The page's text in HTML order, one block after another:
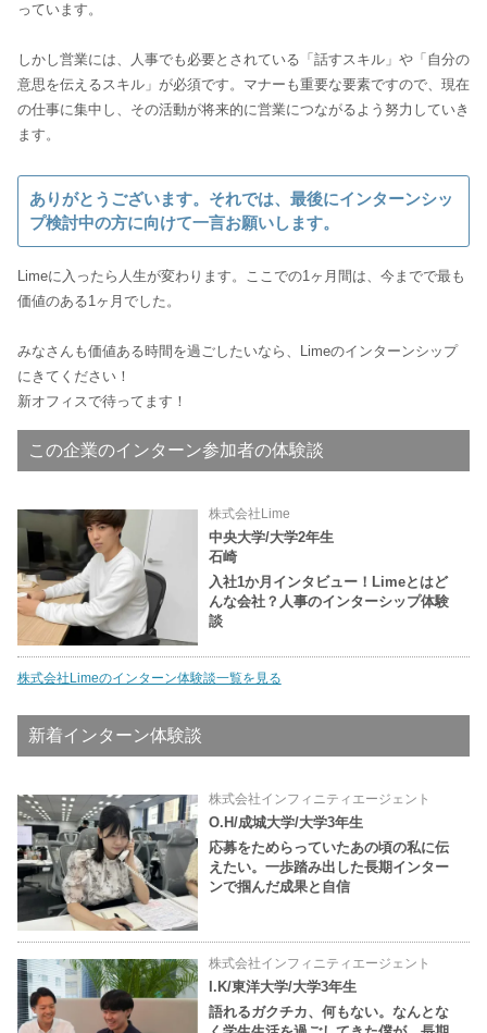
っています。
しかし営業には、人事でも必要とされている「話すスキル」や「自分の
意思を伝えるスキル」が必須です。マナーも重要な要素ですので、現在
の仕事に集中し、その活動が将来的に営業につながるよう努力していき
ます。
ありがとうございます。それでは、最後にインターンシッ
プ検討中の方に向けて一言お願いします。
Limeに入ったら人生が変わります。ここでの1ヶ月間は、今までで最も
価値のある1ヶ月でした。
みなさんも価値ある時間を過ごしたいなら、Limeのインターンシップ
にきてください！
新オフィスで待ってます！
この企業のインターン参加者の体験談
株式会社Lime
中央大学/大学2年生
石崎
入社1か月インタビュー！Limeとはど
んな会社？人事のインターシップ体験
談
株式会社Limeのインターン体験談一覧を見る
新着インターン体験談
株式会社インフィニティエージェント
O.H/成城大学/大学3年生
応募をためらっていたあの頃の私に伝
えたい。一歩踏み出した長期インター
ンで掴んだ成果と自信
株式会社インフィニティエージェント
I.K/東洋大学/大学3年生
語れるガクチカ、何もない。なんとな